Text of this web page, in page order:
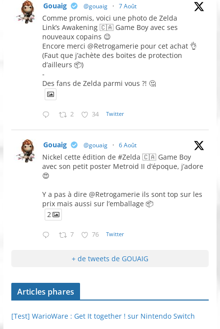
Gouaig @gouaig · 7 Août
Comme promis, voici une photo de Zelda
Link’s Awakening 🇨🇦 Game Boy avec ses
nouveaux copains 😉
Encore merci @Retrogamerie pour cet achat 👌
(Faut que j’achète des boites de protection
d’ailleurs 📦)
-
Des fans de Zelda parmi vous ?! 🤔
2 34 Twitter
Gouaig @gouaig · 6 Août
Nickel cette édition de #Zelda 🇨🇦 Game Boy
avec son petit poster Metroid II d’époque, j’adore
😍
Y a pas à dire @Retrogamerie ils sont top sur les
prix mais aussi sur l’emballage 📦
2
7 76 Twitter
+ de tweets de GOUAIG
Articles phares
[Test] WarioWare : Get It together ! sur Nintendo Switch